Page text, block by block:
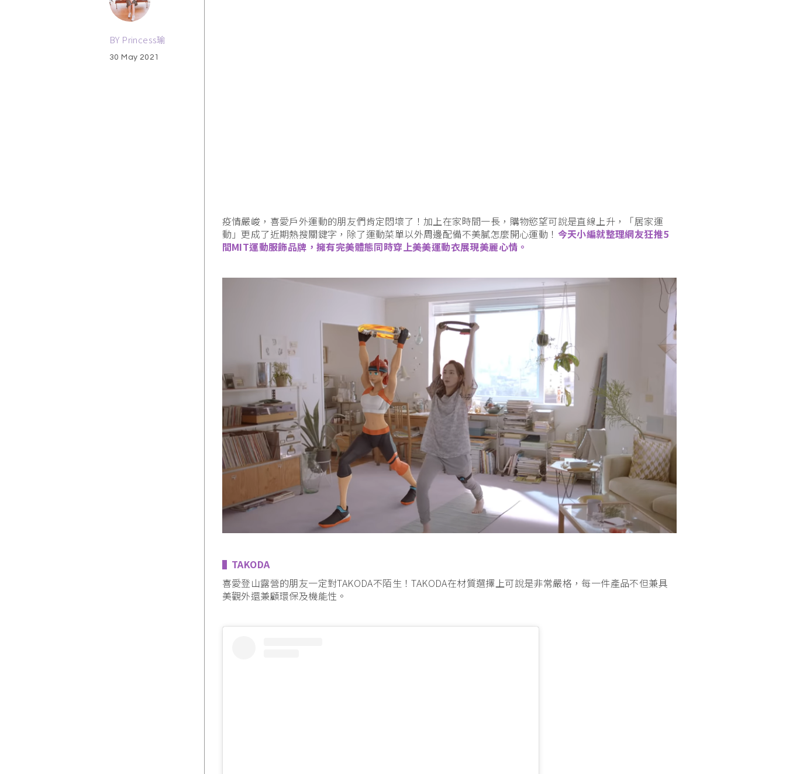
BY Princess瑜
30 May 2021
疫情嚴峻，喜愛戶外運動的朋友們肯定悶壞了！加上在家時間一長，購物慾望可說是直線上升，「居家運
動」更成了近期熱搜關鍵字，除了運動菜單以外周邊配備不美膩怎麼開心運動！ 今天小編就整理網友狂推5
間MIT運動服飾品牌，擁有完美體態同時穿上美美運動衣展現美麗心情。
▌TAKODA
喜愛登山露營的朋友一定對TAKODA不陌生！TAKODA在材質選擇上可說是非常嚴格，每一件產品不但兼具
美觀外還兼顧環保及機能性。